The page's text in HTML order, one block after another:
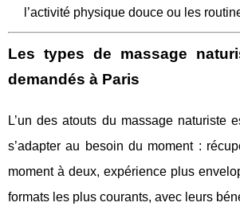
l’activité physique douce ou les
Les types de massage
demandés à Paris
L’un des atouts du massage naturiste
s’adapter au besoin du moment :
moment à deux, expérience plus
formats les plus courants, avec leurs